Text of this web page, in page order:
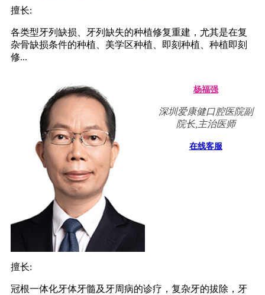
擅长:
各类型牙列缺损、牙列缺失的种植修复重建，尤其是在复
杂骨缺损条件的种植、美学区种植、即刻种植、种植即刻
修...
杨福强
深圳爱康健口腔医院副
院长,主治医师
在线客服
擅长:
冠根一体化牙体牙髓及牙周病的诊疗，复杂牙的拔除，牙